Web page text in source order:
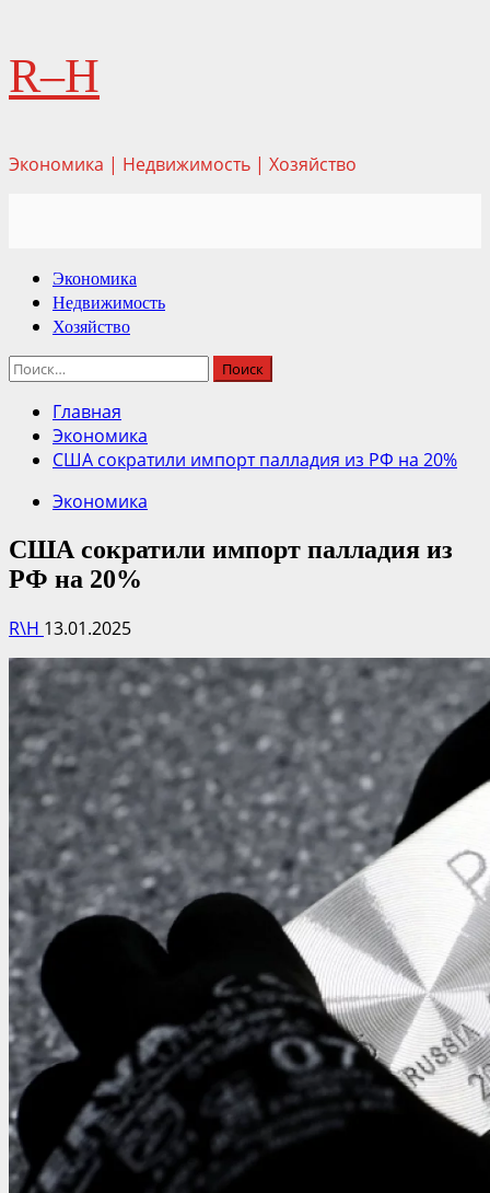
Перейти
содержимому
R–H
Экономика | Недвижимость | Хозяйство
Основное
меню
Экономика
Недвижимость
Хозяйство
Найти:
Главная
Экономика
США сократили импорт палладия из РФ на 20%
Экономика
США сократили импорт палладия из
РФ на 20%
R\H 13.01.2025